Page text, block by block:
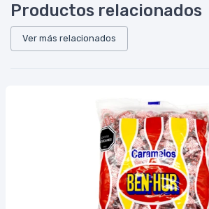
Productos relacionados
Ver más relacionados